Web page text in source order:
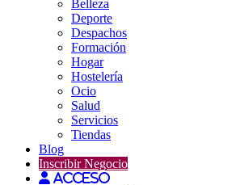
Belleza
Deporte
Despachos
Formación
Hogar
Hostelería
Ocio
Salud
Servicios
Tiendas
Blog
Inscribir Negocio
Acceso